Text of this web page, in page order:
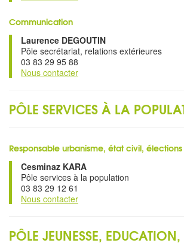
Communication
Laurence DEGOUTIN
Pôle secrétariat, relations extérieures
03 83 29 95 88
Nous contacter
PÔLE SERVICES À LA
Responsable urbanisme, état civil, élections
Cesminaz KARA
Pôle services à la population
03 83 29 12 61
Nous contacter
PÔLE JEUNESSE, EDUCATION,